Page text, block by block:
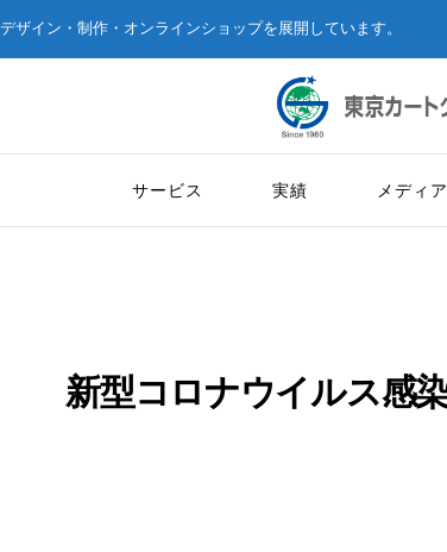
ザイン・制作・オンラインショップを展開しています。
サービス 実績 メディ
新型コロナウイルス感